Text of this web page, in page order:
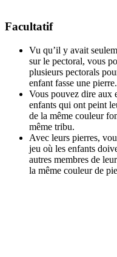
Facultatif
Vu qu’il y avait
sur le pectoral, vous
plusieurs pectorals
enfant fasse une pierre.
Vous pouvez dire aux
enfants qui ont peint
de la même couleur
même tribu.
Avec leurs pierres,
jeu où les enfants
autres membres de
la même couleur de